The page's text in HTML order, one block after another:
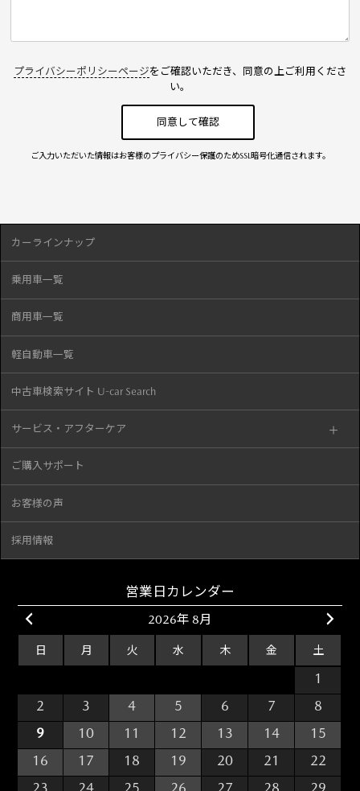
プライバシーポリシーページをご確認いただき、同意の上ご利用くださ
い。
ご入力いただいた情報はお客様のプライバシー保護のためSSL暗号化通信されます。
カーラインナップ
乗用車一覧
商用車一覧
軽自動車一覧
中古車検索サイト U-car Search
サービス・アフターケア
ご購入サポート
お客様の声
採用情報
営業日カレンダー
2026年 8月
日 月 火 水 木 金 土
1
2
3 4 5 6 7
8
9
10 11 12 13 14
15
16
17 18 19 20 21
22